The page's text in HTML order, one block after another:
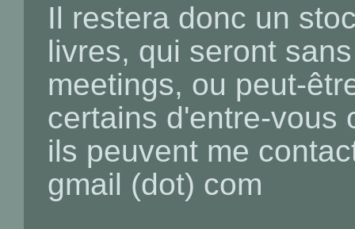
Il restera donc un
livres, qui seront
meetings, ou peut-
certains d'entre-vous
ils peuvent me
gmail (dot) com